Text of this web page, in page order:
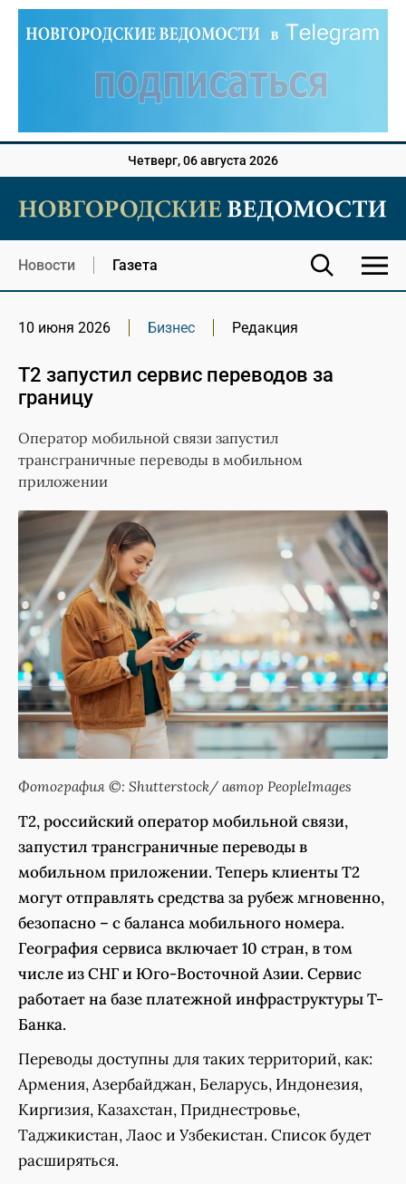
Четверг, 06 августа 2026
Новости Газета
10 июня 2026 Бизнес Редакция
Т2 запустил сервис переводов за
границу
Оператор мобильной связи запустил
трансграничные переводы в мобильном
приложении
Фотография ©: Shutterstock/ автор PeopleImages
Т2, российский оператор мобильной связи,
запустил трансграничные переводы в
мобильном приложении. Теперь клиенты T2
могут отправлять средства за рубеж мгновенно,
безопасно – с баланса мобильного номера.
География сервиса включает 10 стран, в том
числе из СНГ и Юго-Восточной Азии. Сервис
работает на базе платежной инфраструктуры Т-
Банка.
Переводы доступны для таких территорий, как:
Армения, Азербайджан, Беларусь, Индонезия,
Киргизия, Казахстан, Приднестровье,
Таджикистан, Лаос и Узбекистан. Список будет
расширяться.